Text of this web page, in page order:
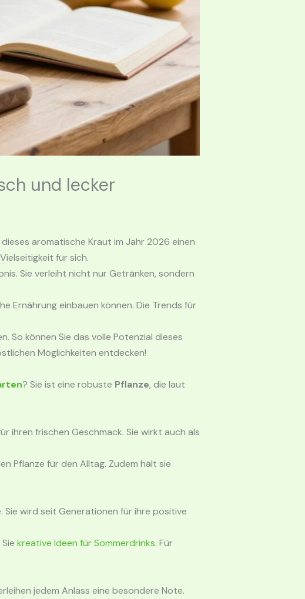
und lecker
dieses aromatische Kraut im Jahr 2026 einen
für sich.
Sie verleiht nicht nur Getränken, sondern
Ernährung einbauen können. Die Trends für
So können Sie das volle Potenzial dieses
Möglichkeiten entdecken!
? Sie ist eine robuste Pflanze, die laut
ihren frischen Geschmack. Sie wirkt auch als
Pflanze für den Alltag. Zudem hält sie
Sie wird seit Generationen für ihre positive
kreative Ideen für Sommerdrinks. Für
jedem Anlass eine besondere Note.